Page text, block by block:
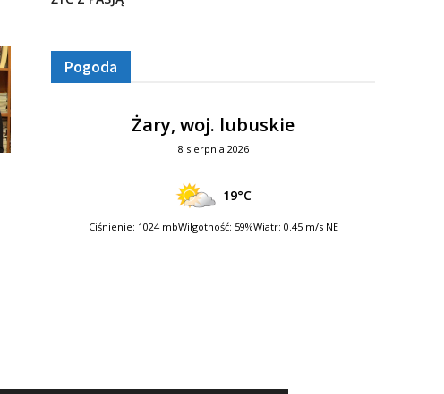
Pogoda
Żary, woj. lubuskie
8 sierpnia 2026
19°C
Ciśnienie: 1024 mbWilgotność: 59%Wiatr: 0.45 m/s NE